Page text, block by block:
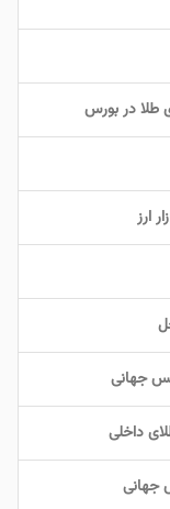
طلا در بورس
ارز
جهانی
داخلی
جهانی